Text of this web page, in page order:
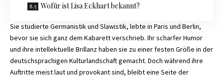
Wofür ist Lisa Eckhart bekannt?
Sie studierte Germanistik und Slawistik, lebte in Paris und Berlin,
bevor sie sich ganz dem Kabarett verschrieb. Ihr scharfer Humor
und ihre intellektuelle Brillanz haben sie zu einer festen Größe in der
deutschsprachigen Kulturlandschaft gemacht. Doch während ihre
Auftritte meist laut und provokant sind, bleibt eine Seite der